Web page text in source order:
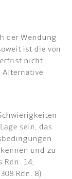
der Wendung
ist die von
nicht
Alternative
sein, das
und zu
Rdn. 14;
Rdn. 8).